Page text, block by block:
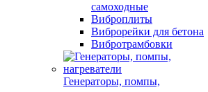
самоходные
Виброплиты
Виброрейки для бетона
Вибротрамбовки
Генераторы, помпы,